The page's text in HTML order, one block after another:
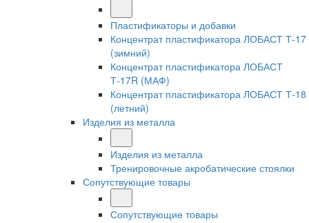
Пластификаторы и добавки
Концентрат пластификатора ЛОБАСТ Т-17
(зимний)
Концентрат пластификатора ЛОБАСТ
Т-17R (МАФ)
Концентрат пластификатора ЛОБАСТ Т-18
(летний)
Изделия из металла
Изделия из металла
Тренировочные акробатические стоялки
Сопутствующие товары
Сопутствующие товары